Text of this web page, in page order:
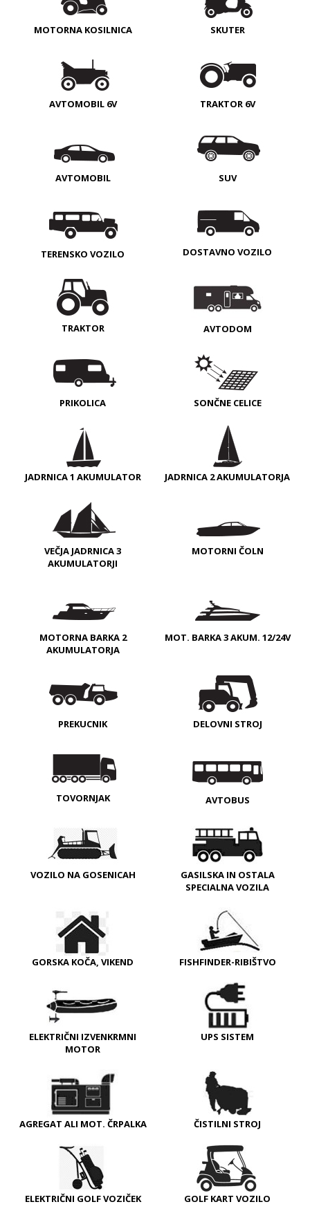
MOTORNA KOSILNICA SKUTER
AVTOMOBIL 6V TRAKTOR 6V
AVTOMOBIL SUV
TERENSKO VOZILO DOSTAVNO VOZILO
TRAKTOR AVTODOM
PRIKOLICA SONČNE CELICE
JADRNICA 1 AKUMULATOR JADRNICA 2 AKUMULATORJA
VEČJA JADRNICA 3
AKUMULATORJI
MOTORNI ČOLN
MOTORNA BARKA 2
AKUMULATORJA
MOT. BARKA 3 AKUM. 12/24V
PREKUCNIK DELOVNI STROJ
TOVORNJAK AVTOBUS
VOZILO NA GOSENICAH
GASILSKA IN OSTALA
SPECIALNA VOZILA
GORSKA KOČA, VIKEND FISHFINDER-RIBIŠTVO
ELEKTRIČNI IZVENKRMNI
MOTOR
UPS SISTEM
AGREGAT ALI MOT. ČRPALKA ČISTILNI STROJ
ELEKTRIČNI GOLF VOZIČEK GOLF KART VOZILO